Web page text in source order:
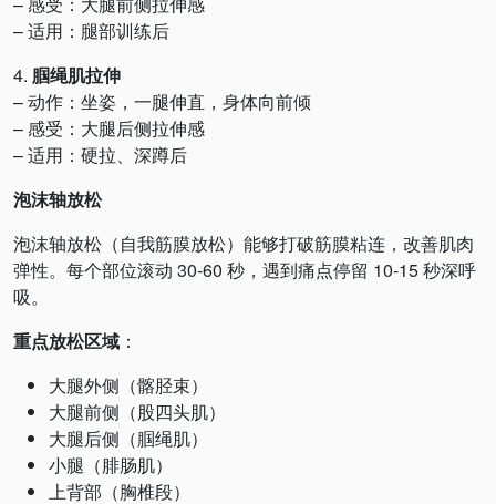
– 适用：腿部训练后
4. 腘绳肌拉伸
– 动作：坐姿，一腿伸直，身体向前倾
– 感受：大腿后侧拉伸感
– 适用：硬拉、深蹲后
泡沫轴放松
泡沫轴放松（自我筋膜放松）能够打破筋膜粘连，改善肌肉
弹性。每个部位滚动 30-60 秒，遇到痛点停留 10-15 秒深呼
吸。
重点放松区域 ：
大腿外侧（髂胫束）
大腿前侧（股四头肌）
大腿后侧（腘绳肌）
小腿（腓肠肌）
上背部（胸椎段）